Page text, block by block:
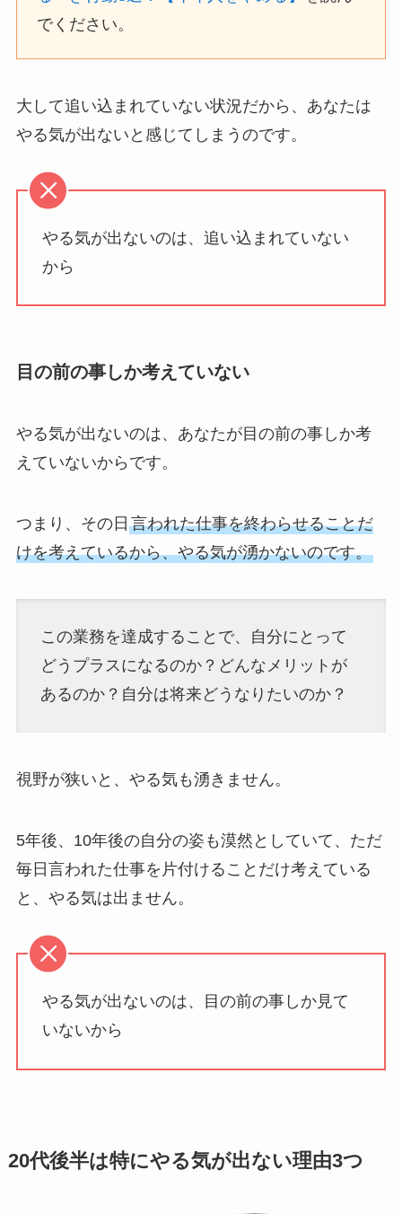
でください。
大して追い込まれていない状況だから、あなたは
やる気が出ないと感じてしまうのです。
やる気が出ないのは、追い込まれていない
から
目の前の事しか考えていない
やる気が出ないのは、あなたが目の前の事しか考
えていないからです。
つまり、その日 言われた仕事を終わらせることだ
けを考えているから、やる気が湧かないのです。
この業務を達成することで、自分にとって
どうプラスになるのか？どんなメリットが
あるのか？自分は将来どうなりたいのか？
視野が狭いと、やる気も湧きません。
5年後、10年後の自分の姿も漠然としていて、ただ
毎日言われた仕事を片付けることだけ考えている
と、やる気は出ません。
やる気が出ないのは、目の前の事しか見て
いないから
20代後半は特にやる気が出ない理由3つ